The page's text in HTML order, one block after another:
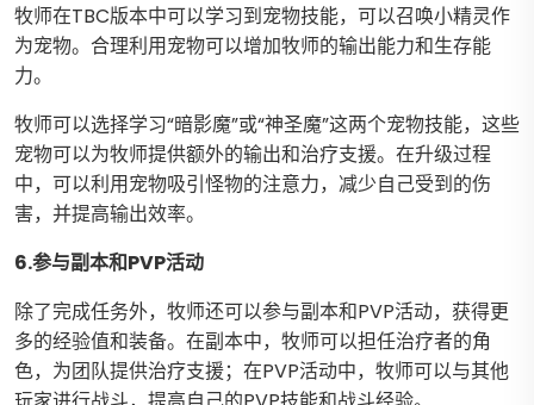
牧师在TBC版本中可以学习到宠物技能，可以召唤小精灵作
为宠物。合理利用宠物可以增加牧师的输出能力和生存能
力。
牧师可以选择学习“暗影魔”或“神圣魔”这两个宠物技能，这些
宠物可以为牧师提供额外的输出和治疗支援。在升级过程
中，可以利用宠物吸引怪物的注意力，减少自己受到的伤
害，并提高输出效率。
6.参与副本和PVP活动
除了完成任务外，牧师还可以参与副本和PVP活动，获得更
多的经验值和装备。在副本中，牧师可以担任治疗者的角
色，为团队提供治疗支援；在PVP活动中，牧师可以与其他